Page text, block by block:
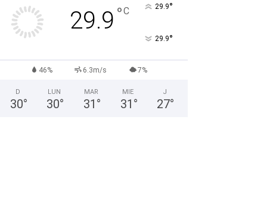
29.9 °C 29.9°
29.9°
46% 6.3m/s 7%
D
30°
LUN
30°
MAR
31 °
MIE
31 °
J
27°